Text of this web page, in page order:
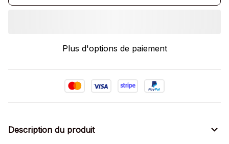
Plus d'options de paiement
Description du produit